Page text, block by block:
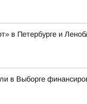
в Петербурге и
в Выборге